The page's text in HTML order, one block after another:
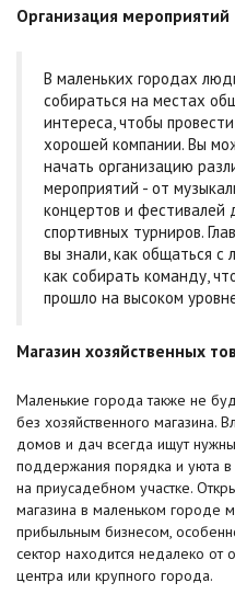
Организация мероприятий
В маленьких городах
собираться на местах
интереса, чтобы
хорошей компании. Вы
начать организацию
мероприятий - от
концертов и фестивалей
спортивных турниров.
вы знали, как общаться с
как собирать команду,
прошло на высоком
Магазин хозяйственных
Маленькие города также не
без хозяйственного магазина.
домов и дач всегда ищут
поддержания порядка и уюта
на приусадебном участке.
магазина в маленьком городе
прибыльным бизнесом,
сектор находится недалеко от
центра или крупного города.